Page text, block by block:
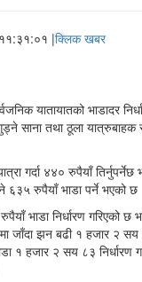
|क्लिक खबर
यातायातको भाडादर
साना तथा ठूला यात्रुबाहक
गर्दा ४४० रुपैयाँ
६३५ रुपैयाँ भाडा पर्ने भएको छ
भाडा निर्धारण गरिएको छ
जाँदा झन बढी १ हजार २ सय
१ हजार २ सय ८३ निर्धारण